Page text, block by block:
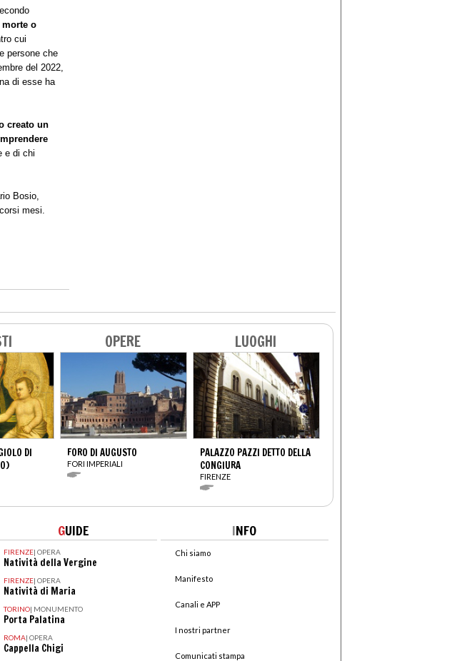
o
cui
persone che
del 2022,
di esse ha
creato un
e di chi
Bosio,
mesi.
DI
OPERE
FORO DI AUGUSTO
FORI IMPERIALI
LUOGHI
PALAZZO PAZZI DETTO DELLA
CONGIURA
FIRENZE
GUIDE
FIRENZE| OPERA
Natività della Vergine
FIRENZE| OPERA
Natività di Maria
TORINO| MONUMENTO
Porta Palatina
ROMA| OPERA
Cappella Chigi
INFO
Chi siamo
Manifesto
Canali e APP
I nostri partner
Comunicati stampa